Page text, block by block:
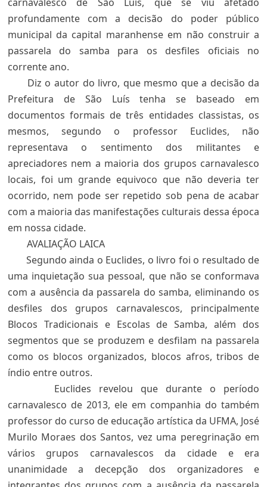
profundamente com a decisão do poder público
municipal da capital maranhense em não construir a
passarela do samba para os desfiles oficiais no
corrente ano.
Diz o autor do livro, que mesmo que a decisão da
Prefeitura de São Luís tenha se baseado em
documentos formais de três entidades classistas, os
mesmos, segundo o professor Euclides, não
representava o sentimento dos militantes e
apreciadores nem a maioria dos grupos carnavalesco
locais, foi um grande equivoco que não deveria ter
ocorrido, nem pode ser repetido sob pena de acabar
com a maioria das manifestações culturais dessa época
em nossa cidade.
AVALIAÇÃO LAICA
Segundo ainda o Euclides, o livro foi o resultado de
uma inquietação sua pessoal, que não se conformava
com a ausência da passarela do samba, eliminando os
desfiles dos grupos carnavalescos, principalmente
Blocos Tradicionais e Escolas de Samba, além dos
segmentos que se produzem e desfilam na passarela
como os blocos organizados, blocos afros, tribos de
índio entre outros.
Euclides revelou que durante o período
carnavalesco de 2013, ele em companhia do também
professor do curso de educação artística da UFMA, José
Murilo Moraes dos Santos, vez uma peregrinação em
vários grupos carnavalescos da cidade e era
unanimidade a decepção dos organizadores e